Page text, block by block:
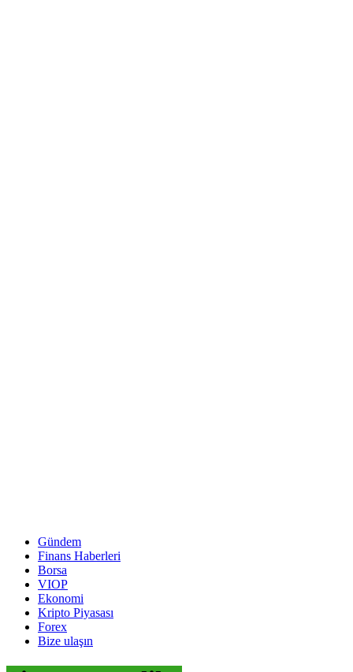
Gündem
Finans Haberleri
Borsa
VIOP
Ekonomi
Kripto Piyasası
Forex
Bize ulaşın